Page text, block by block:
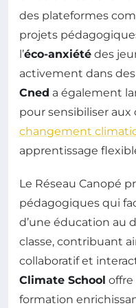
des plateformes
projets
l’éco-anxiété des
activement dans
Cned a également
pour sensibiliser
changement
apprentissage
Le Réseau Canopé
pédagogiques qui
d’une éducation au
classe, contribuant
collaboratif et
Climate School offre
formation